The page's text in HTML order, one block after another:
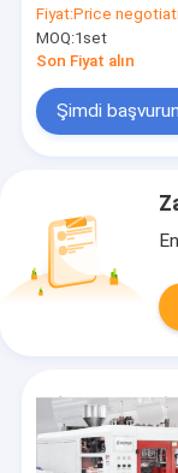
Fiyat:Price
MOQ:1set
Son Fiyat alın
Şimdi başvurun